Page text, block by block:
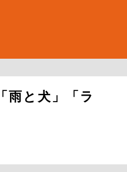
雨と犬」「ラ